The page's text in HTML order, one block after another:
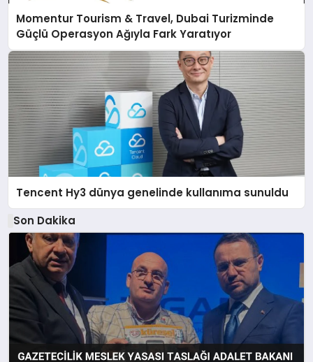
Momentur Tourism & Travel, Dubai Turizminde
Güçlü Operasyon Ağıyla Fark Yaratıyor
Tencent Hy3 dünya genelinde kullanıma sunuldu
Son Dakika